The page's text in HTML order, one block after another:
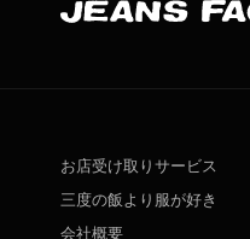
お店受け取りサービス
三度の飯より服が好き
会社概要